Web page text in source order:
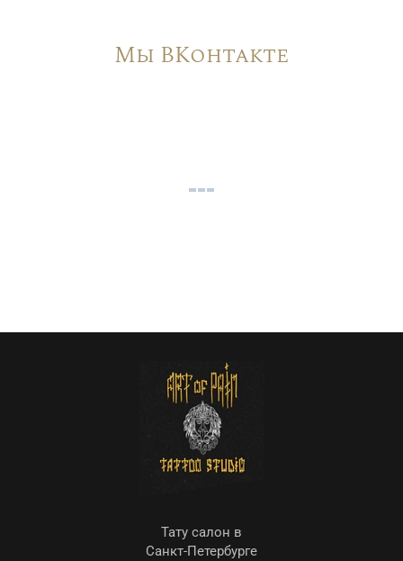
Мы ВКонтакте
Тату салон в
Санкт-Петербурге